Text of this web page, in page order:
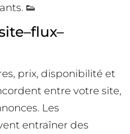
👟
prix, disponibilité et
entre votre site,
Les
entraîner des